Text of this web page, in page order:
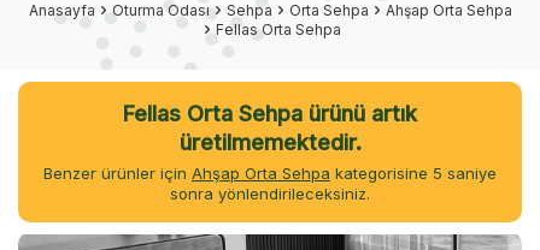
Anasayfa Oturma Odası Sehpa Orta Sehpa
Ahşap Orta Sehpa
Fellas Orta Sehpa
Fellas Orta Sehpa ürünü artık
üretilmemektedir.
Benzer ürünler için Ahşap Orta Sehpa kategorisine 4 saniye
sonra yönlendirileceksiniz.